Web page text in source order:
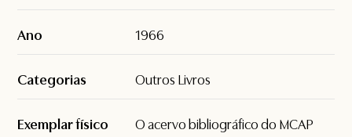
Ano 1966
Categorias Outros Livros
Exemplar físico
O acervo bibliográfico do MCAP